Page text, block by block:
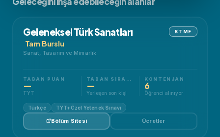
Geleneksel Türk Sanatları
Tam Burslu
Sanat, Tasarım ve Mimarlık
STMF
TABAN PUAN
—
TYT
—
Yerleşen son kişi
KONTENJAN
6
Öğrenci alınıyor
Türkçe TYT+Özel Yetenek Sınavı
Bölüm Sitesi Ücretler